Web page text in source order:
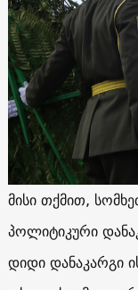
მისი თქმით,
პოლიტიკური
დიდი დანაკარგი